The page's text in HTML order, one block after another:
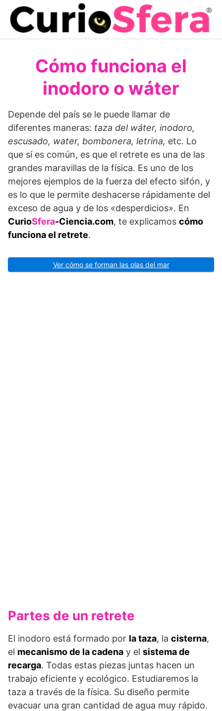
Saltar
contenido
Cómo funciona el
inodoro o wáter
Depende del país se le puede llamar de
diferentes maneras: taza del wáter, inodoro,
escusado, water, bombonera, letrina, etc. Lo
que sí es común, es que el retrete es una de las
grandes maravillas de la física. Es uno de los
mejores ejemplos de la fuerza del efecto sifón, y
es lo que le permite deshacerse rápidamente del
exceso de agua y de los «desperdicios». En
CurioSfera-Ciencia.com, te explicamos cómo
funciona el retrete.
Ver cómo se forman las olas del mar
Partes de un retrete
El inodoro está formado por la taza, la cisterna,
el mecanismo de la cadena y el sistema de
recarga. Todas estas piezas juntas hacen un
trabajo eficiente y ecológico. Estudiaremos la
taza a través de la física. Su diseño permite
evacuar una gran cantidad de agua muy rápido.